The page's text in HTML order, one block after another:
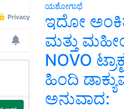
ಯಶೋಗಾಥೆ
ಇದೋ
ಮತ್ತು
NOVO
ಹಿಂದಿ
ಅನುವಾದ: